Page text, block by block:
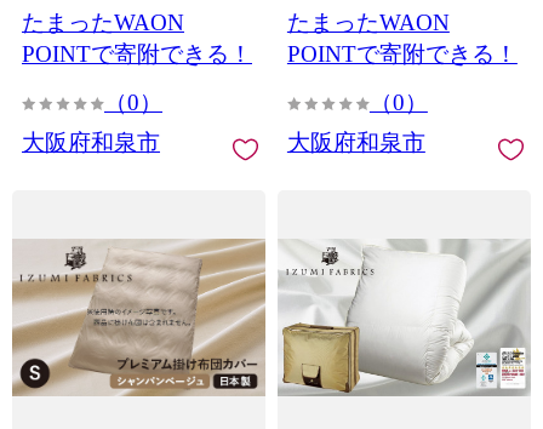
たまったWAON
POINTで寄附できる！
（0）
大阪府和泉市
たまったWAON
POINTで寄附できる！
（0）
大阪府和泉市